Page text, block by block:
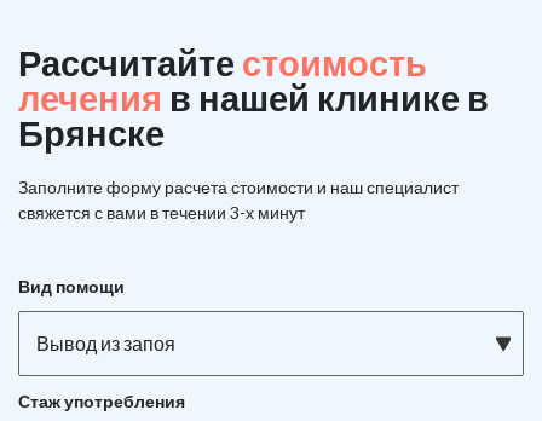
Рассчитайте стоимость
лечения в нашей клинике в
Брянске
Заполните форму расчета стоимости и нашспециалист
свяжется с вами в течении 3-х минут
Вид помощи
Вывод из запоя
Стаж употребления